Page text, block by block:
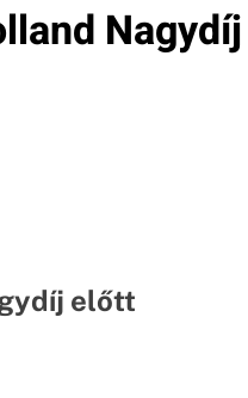
előtt